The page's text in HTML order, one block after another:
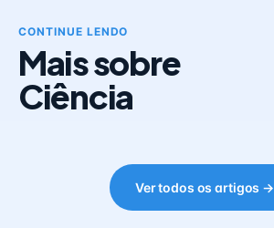
CONTINUE LENDO
Mais sobre
Ciência
Ver todos os artigos →